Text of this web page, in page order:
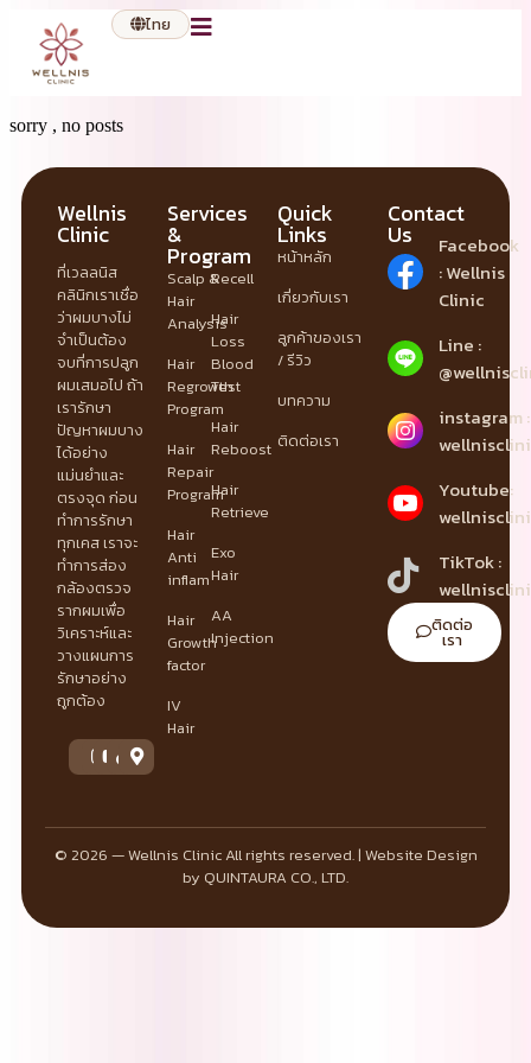
ไทย
sorry , no posts
Wellnis
Clinic
ที่เวลลนิส
คลินิกเราเชื่อ
ว่าผมบางไม่
จำเป็นต้อง
จบที่การปลูก
ผมเสมอไป ถ้า
เรารักษา
ปัญหาผมบาง
ได้อย่าง
แม่นยำและ
ตรงจุด ก่อน
ทำการรักษา
ทุกเคส เราจะ
ทำการส่อง
กล้องตรวจ
รากผมเพื่อ
วิเคราะห์และ
วางแผนการ
รักษาอย่าง
ถูกต้อง
Services
&
Program
Scalp &
Hair
Analysis
Hair
Regrowth
Program
Hair
Repair
Program
Hair
Anti
inflam
Hair
Growth
factor
IV
Hair
Recell
Hair
Loss
Blood
Test
Hair
Reboost
Hair
Retrieve
Exo
Hair
AA
Injection
Quick
Links
หน้าหลัก
เกี่ยวกับเรา
ลูกค้าของเรา
/ รีวิว
บทความ
ติดต่อเรา
Contact
Us
Facebook
: Wellnis
Clinic
Line :
instagram :
Youtube:
TikTok :
ติดต่อ
เรา
© 2026 — Wellnis Clinic All rights reserved. | Website Design
by QUINTAURA CO., LTD.